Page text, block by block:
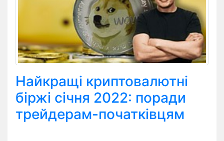
Найкращі криптовалютні
біржі січня 2022: поради
трейдерам-початківцям